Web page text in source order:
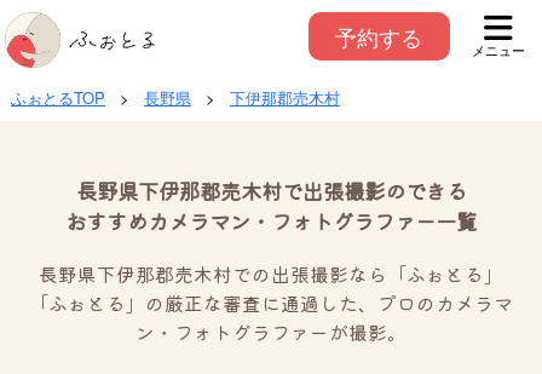
予約する メニュー
ふぉとるTOP > 長野県 > 下伊那郡売木村
長野県下伊那郡売木村で出張撮影のできる
おすすめカメラマン・フォトグラファー一覧
長野県下伊那郡売木村での出張撮影なら「ふぉとる」
「ふぉとる」の厳正な審査に通過した、プロのカメラマ
ン・フォトグラファーが撮影。